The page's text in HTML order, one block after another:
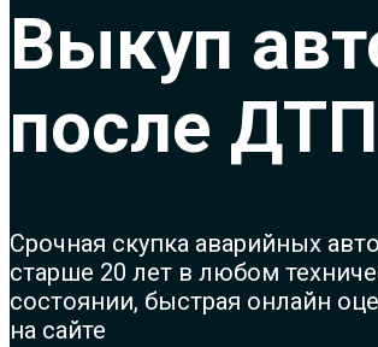
Выкуп
после ДТП
Срочная скупка аварийных
старше 20 лет в любом
состоянии, быстрая онлайн
на сайте